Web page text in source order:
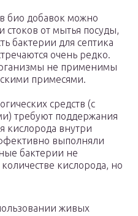
био добавок можно
стоков от мытья посуды,
бактерии для септика
очень редко.
не применимы
примесями.
средств (с
требуют поддержания
кислорода внутри
выполняли
бактерии не
кислорода, но
живых